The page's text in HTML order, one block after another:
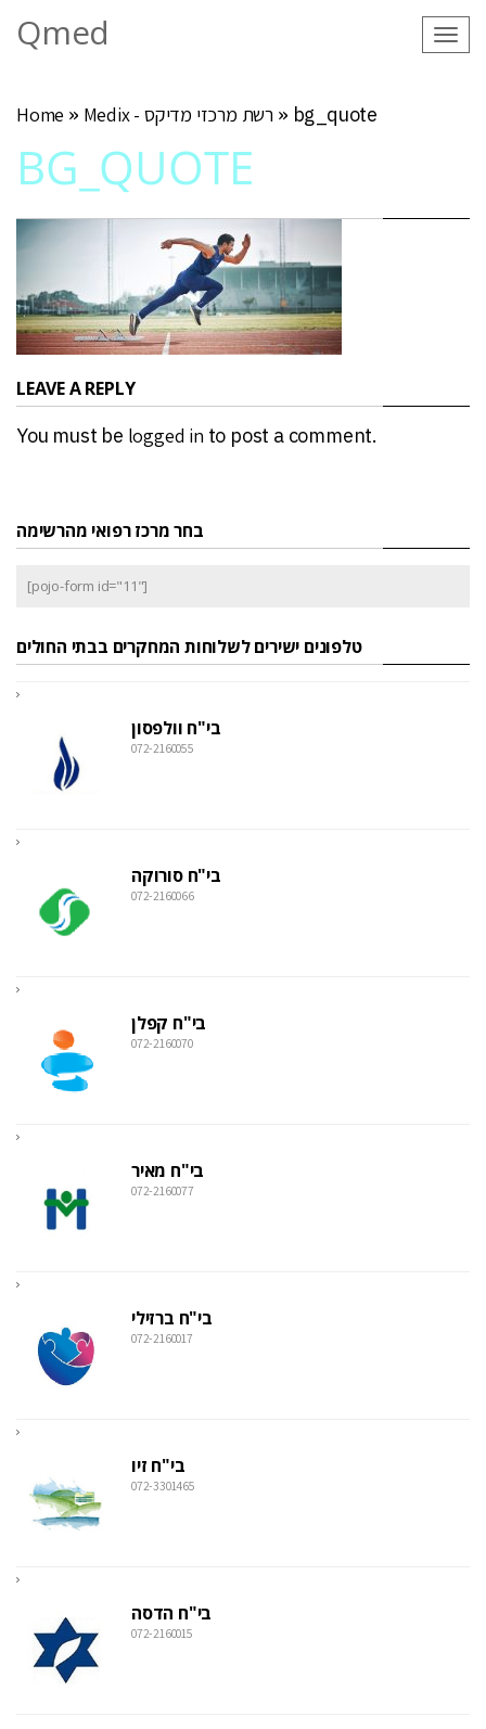
Qmed
Home » Medix - רשת מרכזי מדיקס » bg_quote
BG_QUOTE
LEAVE A REPLY
You must be logged in to post a comment.
בחר מרכז רפואי מהרשימה
[pojo-form id="11"]
טלפונים ישירים לשלוחות המחקרים בבתי החולים
בי"ח וולפסון
072-2160055
בי"ח סורוקה
072-2160066
בי"ח קפלן
072-2160070
בי"ח מאיר
072-2160077
בי"ח ברזילי
072-2160017
בי"ח זיו
072-3301465
בי"ח הדסה
072-2160015